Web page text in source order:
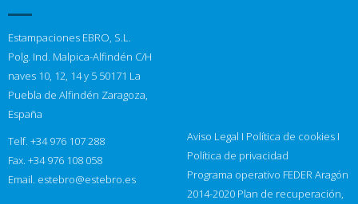
Estampaciones EBRO, S.L.
Polg. Ind. Malpica-Alfindén C/H
naves 10, 12, 14 y 5 50171 La
Puebla de Alfindén Zaragoza,
España
Telf. +34 976 107 288
Fax. +34 976 108 058
Email. estebro@estebro.es
Aviso Legal I Política de cookies I
Política de privacidad
Programa operativo FEDER Aragón
2014-2020 Plan de recuperación,